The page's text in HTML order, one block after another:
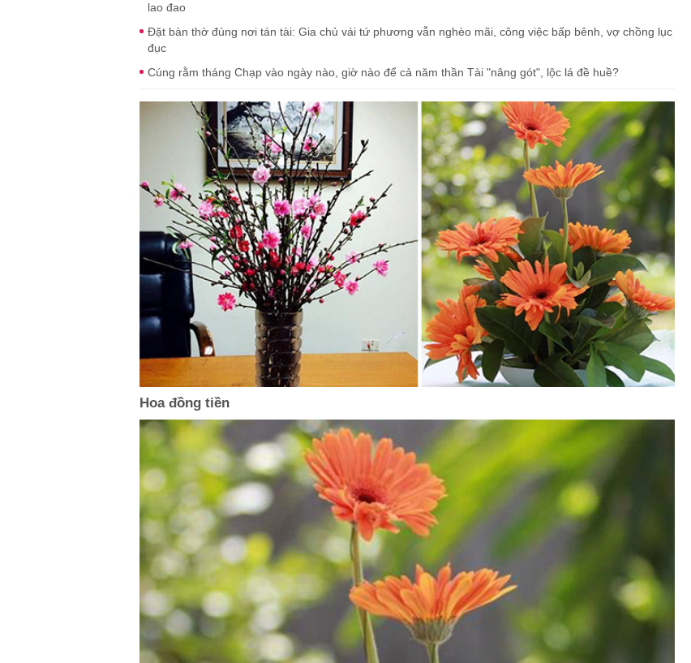
lao đao
Đặt bàn thờ đúng nơi tán tài: Gia chủ vái tứ phương vẫn nghèo mãi, công việc bấp bênh, vợ chồng lục
đục
Cúng rằm tháng Chạp vào ngày nào, giờ nào để cả năm thần Tài "nâng gót", lộc lá đề huề?
Hoa đồng tiền